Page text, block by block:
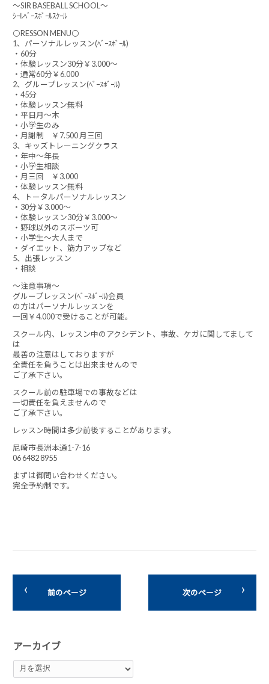
～SIR BASEBALL SCHOOL～
ｼｰﾙﾍﾞｰｽﾎﾞｰﾙｽｸｰﾙ
⚪RESSON MENU⚪
1、パーソナルレッスン(ﾍﾞｰｽﾎﾞｰﾙ)
・60分
・体験レッスン30分￥3.000～
・通常60分￥6.000
2、グループレッスン(ﾍﾞｰｽﾎﾞｰﾙ)
・45分
・体験レッスン無料
・平日月～木
・小学生のみ
・月謝制 ￥7.500 月三回
3、キッズトレーニングクラス
・年中～年長
・小学生相談
・月三回 ￥3.000
・体験レッスン無料
4、トータルパーソナルレッスン
・30分￥3.000～
・体験レッスン30分￥3.000～
・野球以外のスポーツ可
・小学生～大人まで
・ダイエット、筋力アップなど
5、出張レッスン
・相談
～注意事項～
グループレッスン(ﾍﾞｰｽﾎﾞｰﾙ)会員
の方はパーソナルレッスンを
一回￥4.000で受けることが可能。
スクール内、レッスン中のアクシデント、事故、ケガに関してまして
は
最善の注意はしておりますが
全責任を負うことは出来ませんので
ご了承下さい。
スクール前の駐車場での事故などは
一切責任を負えませんので
ご了承下さい。
レッスン時間は多少前後することがあります。
尼崎市長洲本通1-7-16
06 6482 8955
まずは御問い合わせください。
完全予約制です。
前のページ 次のページ
アーカイブ